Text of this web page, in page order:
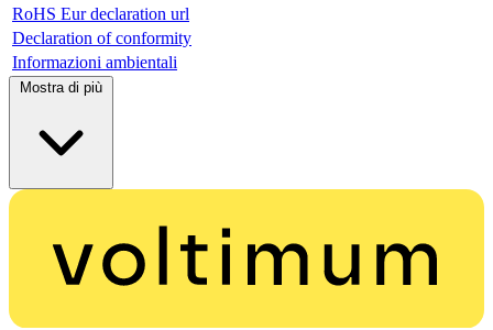
RoHS Eur declaration url
Declaration of conformity
Informazioni ambientali
Mostra di più